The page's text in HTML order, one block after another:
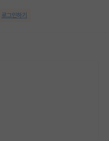
로그인하기